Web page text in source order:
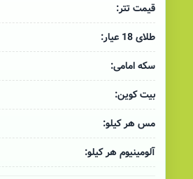
قیمت تتر:
طلای 18 عیار:
سکه امامی:
بیت کوین:
مس هر کیلو:
آلومینیوم هر کیلو: